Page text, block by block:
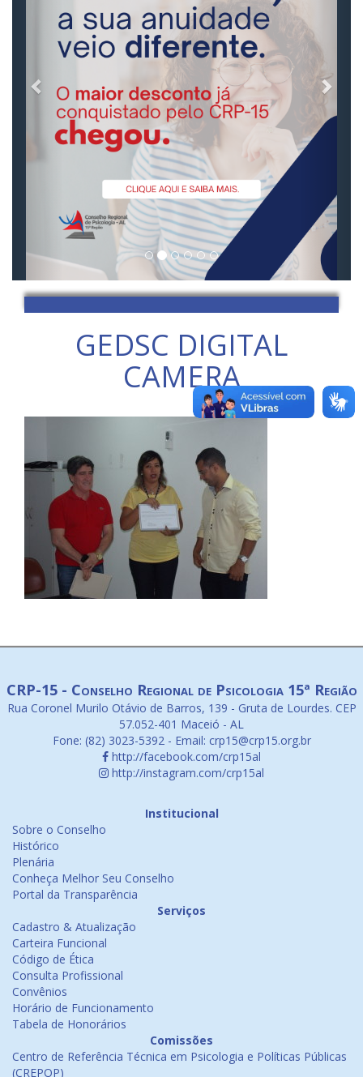
GEDSC DIGITAL
CAMERA
CRP-15 - Conselho Regional de Psicologia 15ª Região
Rua Coronel Murilo Otávio de Barros, 139 - Gruta de Lourdes. CEP
57.052-401 Maceió - AL
Fone: (82) 3023-5392 - Email: crp15@crp15.org.br
http://facebook.com/crp15al
http://instagram.com/crp15al
Institucional
Sobre o Conselho
Histórico
Plenária
Conheça Melhor Seu Conselho
Portal da Transparência
Serviços
Cadastro & Atualização
Carteira Funcional
Código de Ética
Consulta Profissional
Convênios
Horário de Funcionamento
Tabela de Honorários
Comissões
Centro de Referência Técnica em Psicologia e Políticas Públicas
(CREPOP)